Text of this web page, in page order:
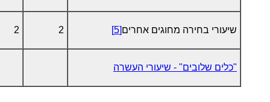
שיעורי בחירה מחוגים אחרים[5]
2
2
"כלים שלובים" - שיעורי העשרה